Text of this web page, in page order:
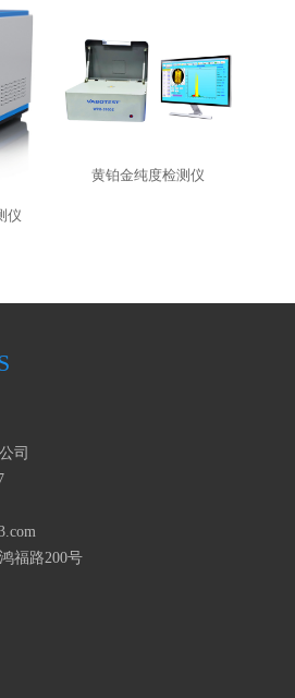
仪
黄铂金纯度检测仪
司
福路200号